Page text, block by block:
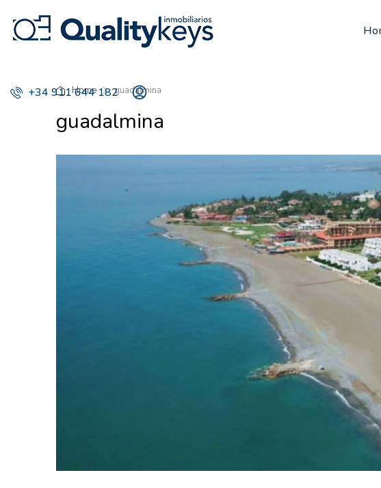
+34 911 644 182
Home guadalmina
guadalmina